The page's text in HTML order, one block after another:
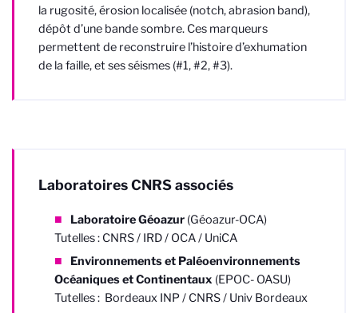
la rugosité, érosion localisée (notch, abrasion band),
dépôt d’une bande sombre. Ces marqueurs
permettent de reconstruire l’histoire d’exhumation
de la faille, et ses séismes (#1, #2, #3).
Laboratoires CNRS associés
Laboratoire Géoazur (Géoazur-OCA)
Tutelles : CNRS / IRD / OCA / UniCA
Environnements et Paléoenvironnements
Océaniques et Continentaux (EPOC- OASU)
Tutelles : Bordeaux INP / CNRS / Univ Bordeaux